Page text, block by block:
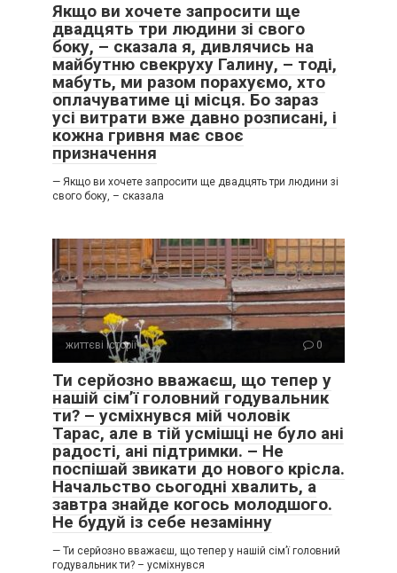
Якщо ви хочете запросити ще
двадцять три людини зі свого
боку, – сказала я, дивлячись на
майбутню свекруху Галину, – тоді,
мабуть, ми разом порахуємо, хто
оплачуватиме ці місця. Бо зараз
усі витрати вже давно розписані, і
кожна гривня має своє
призначення
— Якщо ви хочете запросити ще двадцять три людини зі
свого боку, – сказала
життєві історії 0
Ти серйозно вважаєш, що тепер у
нашій сім’ї головний годувальник
ти? – усміхнувся мій чоловік
Тарас, але в тій усмішці не було ані
радості, ані підтримки. – Не
поспішай звикати до нового крісла.
Начальство сьогодні хвалить, а
завтра знайде когось молодшого.
Не будуй із себе незамінну
— Ти серйозно вважаєш, що тепер у нашій сім’ї головний
годувальник ти? – усміхнувся